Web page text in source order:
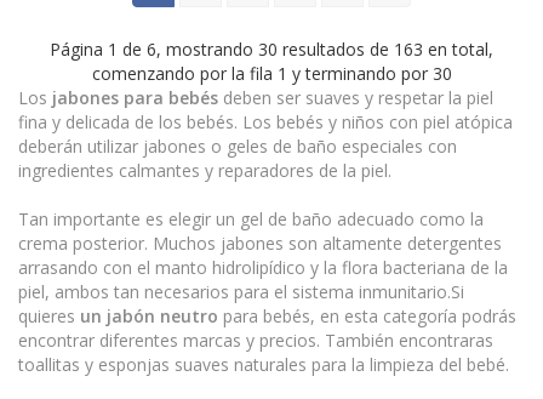
Página 1 de 6, mostrando 30 resultados de 163 en total,
comenzando por la fila 1 y terminando por 30
Los jabones para bebés deben ser suaves y respetar la piel
fina y delicada de los bebés. Los bebés y niños con piel atópica
deberán utilizar jabones o geles de baño especiales con
ingredientes calmantes y reparadores de la piel.
Tan importante es elegir un gel de baño adecuado como la
crema posterior. Muchos jabones son altamente detergentes
arrasando con el manto hidrolipídico y la flora bacteriana de la
piel, ambos tan necesarios para el sistema inmunitario.Si
quieres un jabón neutro para bebés, en esta categoría podrás
encontrar diferentes marcas y precios. También encontraras
toallitas y esponjas suaves naturales para la limpieza del bebé.